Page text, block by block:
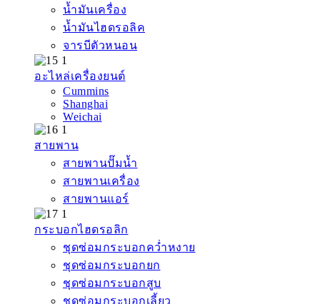
น้ำมันเครื่อง
น้ำมันไฮดรอลิค
จารบีตัวหนอน
อะไหล่เครื่องยนต์
Cummins
Shanghai
Weichai
สายพาน
สายพานปั๊มน้ำ
สายพานเครื่อง
สายพานแอร์
กระบอกไฮดรอลิก
ชุดซ่อมกระบอกคว่ำหงาย
ชุดซ่อมกระบอกยก
ชุดซ่อมกระบอกสูบ
ชุดซ่อมกระบอกเลี้ยว